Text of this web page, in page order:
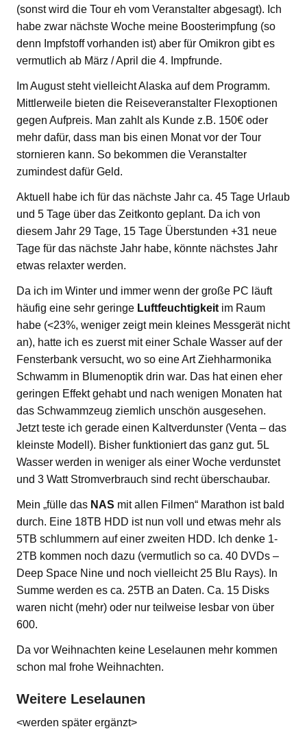
(sonst wird die Tour eh vom Veranstalter abgesagt). Ich
habe zwar nächste Woche meine Boosterimpfung (so
denn Impfstoff vorhanden ist) aber für Omikron gibt es
vermutlich ab März / April die 4. Impfrunde.
Im August steht vielleicht Alaska auf dem Programm.
Mittlerweile bieten die Reiseveranstalter Flexoptionen
gegen Aufpreis. Man zahlt als Kunde z.B. 150€ oder
mehr dafür, dass man bis einen Monat vor der Tour
stornieren kann. So bekommen die Veranstalter
zumindest dafür Geld.
Aktuell habe ich für das nächste Jahr ca. 45 Tage Urlaub
und 5 Tage über das Zeitkonto geplant. Da ich von
diesem Jahr 29 Tage, 15 Tage Überstunden +31 neue
Tage für das nächste Jahr habe, könnte nächstes Jahr
etwas relaxter werden.
Da ich im Winter und immer wenn der große PC läuft
häufig eine sehr geringe Luftfeuchtigkeit im Raum
habe (<23%, weniger zeigt mein kleines Messgerät nicht
an), hatte ich es zuerst mit einer Schale Wasser auf der
Fensterbank versucht, wo so eine Art Ziehharmonika
Schwamm in Blumenoptik drin war. Das hat einen eher
geringen Effekt gehabt und nach wenigen Monaten hat
das Schwammzeug ziemlich unschön ausgesehen.
Jetzt teste ich gerade einen Kaltverdunster (Venta – das
kleinste Modell). Bisher funktioniert das ganz gut. 5L
Wasser werden in weniger als einer Woche verdunstet
und 3 Watt Stromverbrauch sind recht überschaubar.
Mein „fülle das NAS mit allen Filmen“ Marathon ist bald
durch. Eine 18TB HDD ist nun voll und etwas mehr als
5TB schlummern auf einer zweiten HDD. Ich denke 1-
2TB kommen noch dazu (vermutlich so ca. 40 DVDs –
Deep Space Nine und noch vielleicht 25 Blu Rays). In
Summe werden es ca. 25TB an Daten. Ca. 15 Disks
waren nicht (mehr) oder nur teilweise lesbar von über
600.
Da vor Weihnachten keine Leselaunen mehr kommen
schon mal frohe Weihnachten.
Weitere Leselaunen
<werden später ergänzt>